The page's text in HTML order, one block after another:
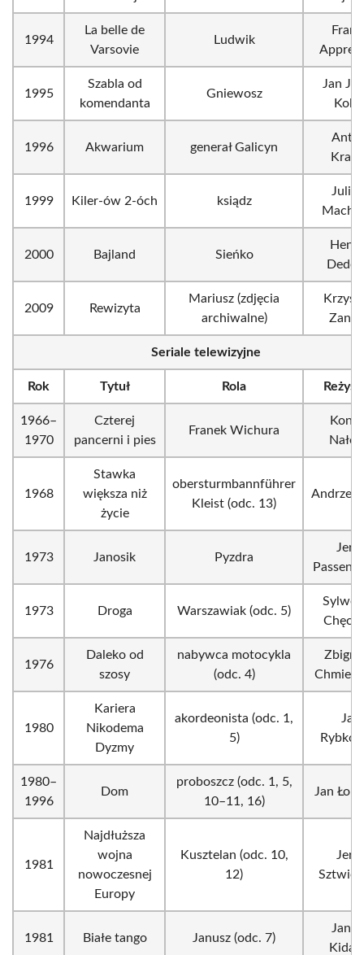
1994
La belle de
Varsovie
Ludwik
1995
Szabla od
komendanta
Gniewosz
Jan
1996 Akwarium generał Galicyn
1999 Kiler-ów 2-óch ksiądz
2000 Bajland Sieńko
2009 Rewizyta
Mariusz (zdjęcia
archiwalne)
Seriale telewizyjne
Rok Tytuł Rola
1966–
1970
Czterej
pancerni i pies
Franek Wichura
1968
Stawka
większa niż
życie
obersturmbannführer
Kleist (odc. 13)
Andrzej
1973 Janosik Pyzdra
1973 Droga Warszawiak (odc. 5)
1976
Daleko od
szosy
nabywca motocykla
(odc. 4)
1980
Kariera
Nikodema
Dyzmy
akordeonista (odc. 1,
5)
Jan
1980–
1996
Dom
proboszcz (odc. 1, 5,
10–11, 16)
Jan
1981
Najdłuższa
wojna
nowoczesnej
Europy
Kusztelan (odc. 10,
12)
1981 Białe tango Janusz (odc. 7)